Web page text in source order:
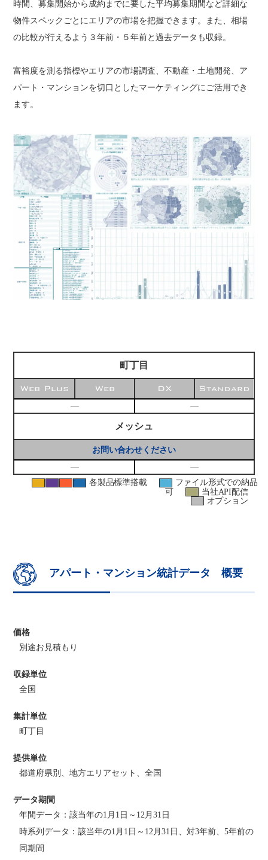
時間、募集開始から成約までに要した平均募集期間など詳細な
物件スペックごとにエリアの市場を把握できます。また、相場
の比較が行えるよう３年前・５年前と過去データも収録。
富裕度を測る指標やエリアの市場調査、不動産・土地開発、ア
パート・マンションを切口としたマーケティングにご活用でき
ます。
町丁目
Web Plus Web DX Standard
― ―
メッシュ
お問い合わせください
―
―
各製品標準搭載
ファイル形式での納品
可
当社API配信
オプション
アパート・マンション統計データ 概要
価格
別途お見積もり
収録単位
全国
集計単位
町丁目
提供単位
都道府県別、地方エリアセット、全国
データ期間
年間データ：該当年の1月1日～12月31日
時系列データ：該当年の1月1日～12月31日、対3年前、5年前の
同期間